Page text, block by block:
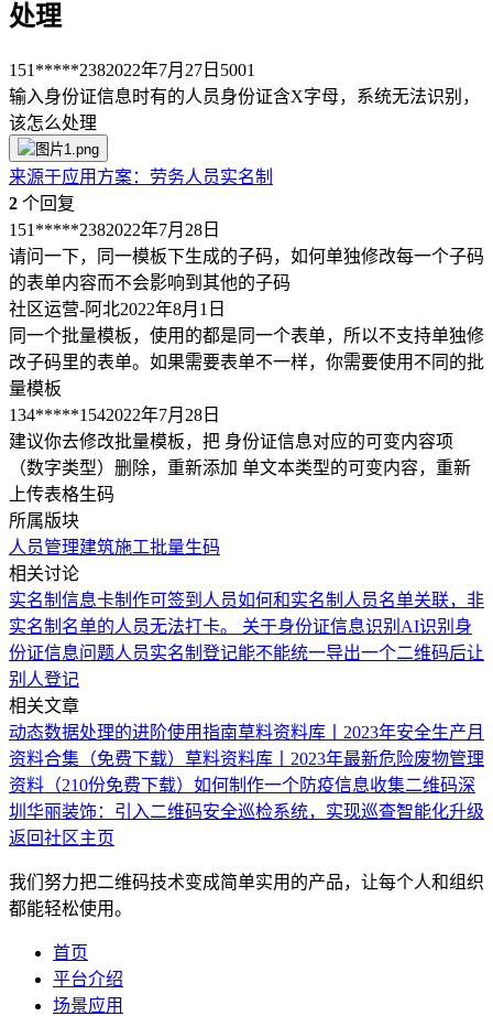
处理
151*****2382022年7月27日 5001
输入身份证信息时有的人员身份证含X字母，系统无法识别，
该怎么处理
来源于应用方案： 劳务人员实名制
2 个回复
151*****2382022年7月28日
请问一下，同一模板下生成的子码，如何单独修改每一个子码
的表单内容而不会影响到其他的子码
社区运营-阿北2022年8月1日
同一个批量模板，使用的都是同一个表单，所以不支持单独修
改子码里的表单。如果需要表单不一样，你需要使用不同的批
量模板
134*****1542022年7月28日
建议你去修改批量模板，把 身份证信息对应的可变内容项
（数字类型）删除，重新添加 单文本类型的可变内容，重新
上传表格生码
所属版块
人员管理建筑施工批量生码
相关讨论
实名制信息卡制作可签到人员如何和实名制人员名单关联，非
实名制名单的人员无法打卡。 关于身份证信息识别 AI识别身
份证信息问题人员实名制登记能不能统一导出一个二维码后让
别人登记
相关文章
动态数据处理的进阶使用指南草料资料库丨2023年安全生产月
资料合集（免费下载） 草料资料库丨2023年最新危险废物管理
资料（210份免费下载） 如何制作一个防疫信息收集二维码深
圳华丽装饰：引入二维码安全巡检系统，实现巡查智能化升级
返回社区主页
我们努力把二维码技术变成简单实用的产品，让每个人和组织
都能轻松使用。
首页
平台介绍
场景应用